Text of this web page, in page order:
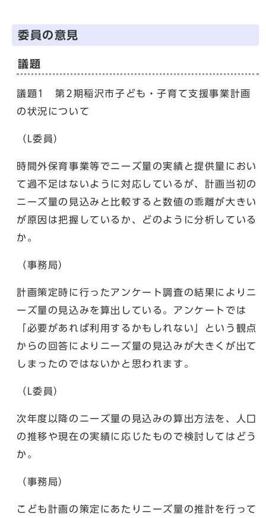
委員の意見
議題
議題1 第2期稲沢市子ども・子育て支援事業計画
の状況について
（L委員）
時間外保育事業等でニーズ量の実績と提供量におい
て過不足はないように対応しているが、計画当初の
ニーズ量の見込みと比較すると数値の乖離が大きい
が原因は把握しているか、どのように分析している
か。
（事務局）
計画策定時に行ったアンケート調査の結果によりニ
ーズ量の見込みを算出している。アンケートでは
「必要があれば利用するかもしれない」という観点
からの回答によりニーズ量の見込みが大きくが出て
しまったのではないかと思われます。
（L委員）
次年度以降のニーズ量の見込みの算出方法を、人口
の推移や現在の実績に応じたもので検討してはどう
か。
（事務局）
こども計画の策定にあたりニーズ量の推計を行って